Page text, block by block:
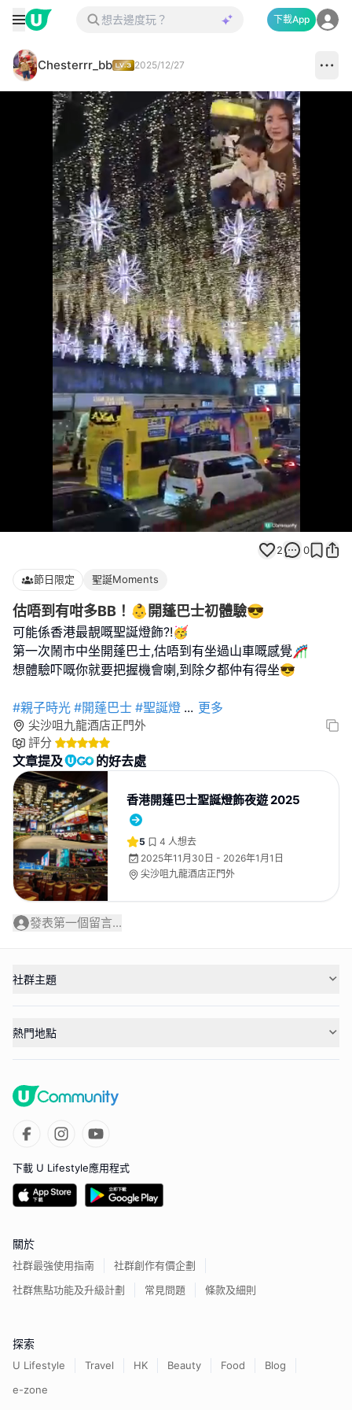
下載App
Chesterrr_bb 2025/12/27
Loaded
100.00%
2 0
節日限定 聖誕Moments
估唔到有咁多BB！👶開蓬巴士初體驗😎
可能係香港最靚嘅聖誕燈飾?!🥳
第一次鬧市中坐開蓬巴士,估唔到有坐過山車嘅感覺🎢
想體驗吓嘅你就要把握機會喇,到除夕都仲有得坐😎
#親子時光 #開蓬巴士 #聖誕燈 ... 更多
尖沙咀九龍酒店正門外
評分
文章提及 的好去處
香港開蓬巴士聖誕燈飾夜遊 2025
5 4 人想去
2025年11月30日 - 2026年1月1日
尖沙咀九龍酒店正門外
發表第一個留言...
社群主題
熱門地點
下載 U Lifestyle應用程式
關於
社群最強使用指南
社群創作有價企劃
社群焦點功能及升級計劃
常見問題 條款及細則
探索
U Lifestyle Travel HK Beauty Food
Blog
e-zone